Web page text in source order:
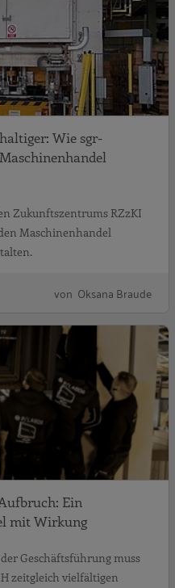
Wie sgr-
Zukunftszentrums RZzKI
Maschinenhandel
von Oksana Braude
Ein
mit Wirkung
Geschäftsführung muss
zeitgleich vielfältigen